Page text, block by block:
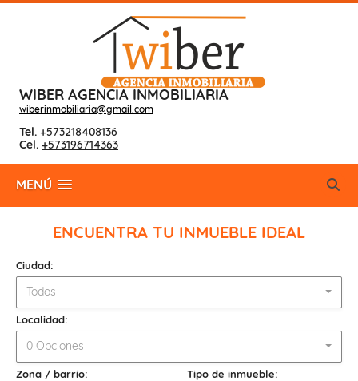
WIBER AGENCIA INMOBILIARIA
wiberinmobiliaria@gmail.com
Tel. +573218408136
Cel. +573196714363
MENÚ
ENCUENTRA TU INMUEBLE IDEAL
Ciudad:
Todos
Localidad:
0 Opciones
Zona / barrio: Tipo de inmueble: